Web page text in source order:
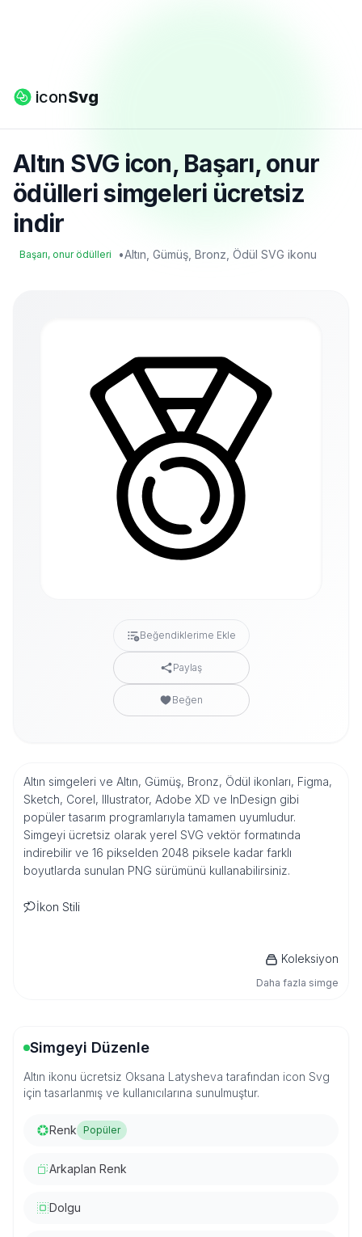
iconSvg
Altın SVG icon, Başarı, onur
ödülleri simgeleri ücretsiz
indir
Başarı, onur ödülleri •Altın, Gümüş, Bronz, Ödül SVG ikonu
Beğendiklerime Ekle
Paylaş
Beğen
Altın simgeleri ve Altın, Gümüş, Bronz, Ödül ikonları, Figma,
Sketch, Corel, Illustrator, Adobe XD ve InDesign gibi
popüler tasarım programlarıyla tamamen uyumludur.
Simgeyi ücretsiz olarak yerel SVG vektör formatında
indirebilir ve 16 pikselden 2048 piksele kadar farklı
boyutlarda sunulan PNG sürümünü kullanabilirsiniz.
İkon Stili
Koleksiyon
Daha fazla simge
Simgeyi Düzenle
Altın ikonu ücretsiz Oksana Latysheva tarafından icon Svg
için tasarlanmış ve kullanıcılarına sunulmuştur.
Renk Popüler
Arkaplan Renk
Dolgu